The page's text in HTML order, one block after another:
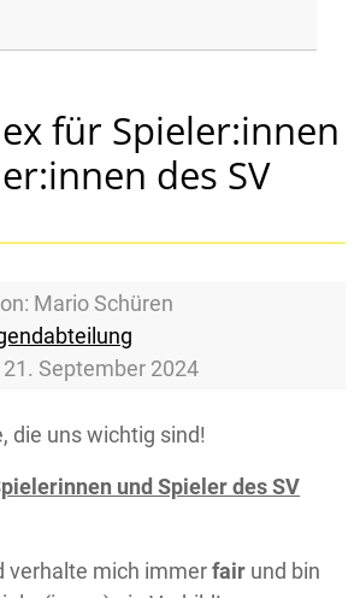
für Spieler:innen
des SV
Mario Schüren
September 2024
die uns wichtig sind!
und Spieler des SV
verhalte mich immerfair und bin